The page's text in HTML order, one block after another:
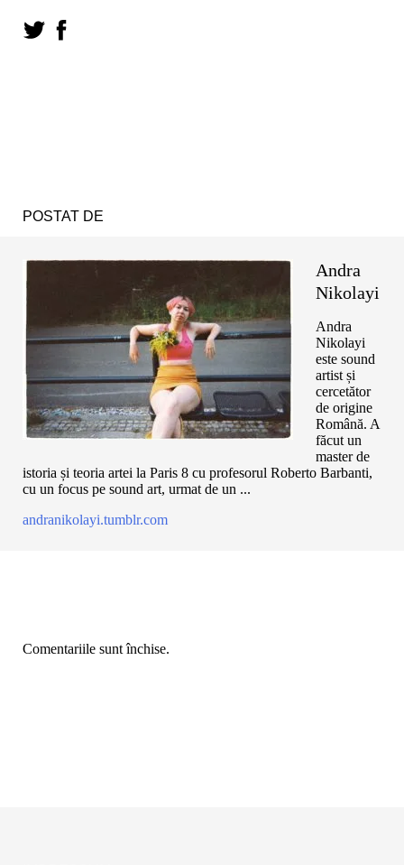
POSTAT DE
Andra
Nikolayi
Andra
Nikolayi
este sound
artist și
cercetător
de origine
Română. A
făcut un
master de
istoria și teoria artei la Paris 8 cu profesorul Roberto Barbanti,
cu un focus pe sound art, urmat de un ...
andranikolayi.tumblr.com
Comentariile sunt închise.